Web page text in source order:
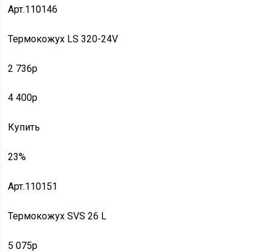
Арт.110146
Термокожух LS 320-24V
2 736p
4 400p
Купить
23%
Арт.110151
Термокожух SVS 26 L
5 075p